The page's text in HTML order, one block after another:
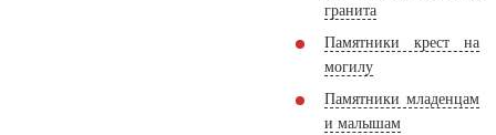
гранита
Памятники крест на
могилу
Памятники младенцам
и малышам